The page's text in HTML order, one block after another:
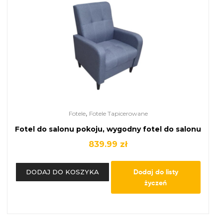
Fotele, Fotele Tapicerowane
Fotel do salonu pokoju, wygodny fotel do salonu
839.99 zł
DODAJ DO KOSZYKA
Dodaj do listy
życzeń